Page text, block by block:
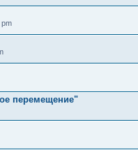
перемещение"